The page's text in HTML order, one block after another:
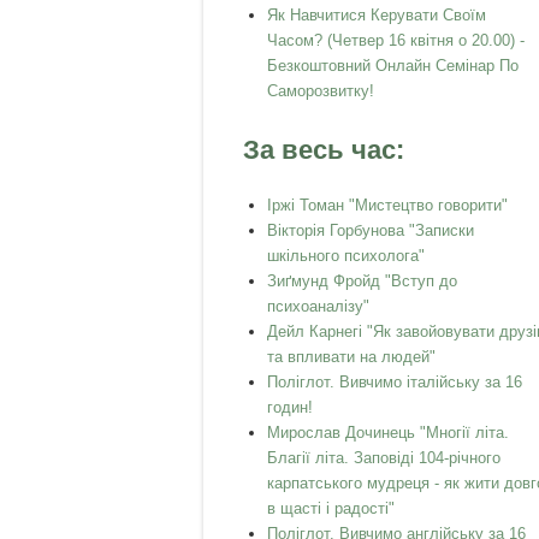
Як Навчитися Керувати Своїм
Часом? (Четвер 16 квітня о 20.00) -
Безкоштовний Онлайн Семінар По
Саморозвитку!
За весь час:
Іржі Томан "Мистецтво говорити"
Вікторія Горбунова "Записки
шкільного психолога"
Зиґмунд Фройд "Вступ до
психоаналізу"
Дейл Карнегі "Як завойовувати
та впливати на людей"
Поліглот. Вивчимо італійську за 16
годин!
Мирослав Дочинець "Многії літа.
Благії літа. Заповіді 104-річного
карпатського мудреця - як жити
в щасті і радості"
Поліглот. Вивчимо англійську за 16